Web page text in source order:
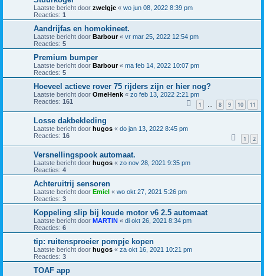
Laatste bericht door zwelgje « wo jun 08, 2022 8:39 pm
Reacties: 1
Aandrijfas en homokineet.
Laatste bericht door Barbour« vr mar 25, 2022 12:54 pm
Reacties: 5
Premium bumper
Laatste bericht door Barbour« ma feb 14, 2022 10:07 pm
Reacties: 5
Hoeveel actieve rover 75 rijders zijn er hier nog?
Laatste bericht door OmeHenk « zo feb 13, 2022 2:21 pm
Reacties: 161 1 … 8 9 10 11
Losse dakbekleding
Laatste bericht door hugos « do jan 13, 2022 8:45 pm
Reacties: 16 1 2
Versnellingspook automaat.
Laatste bericht door hugos « zo nov 28, 2021 9:35 pm
Reacties: 4
Achteruitrij sensoren
Laatste bericht door Emiel « wo okt 27, 2021 5:26 pm
Reacties: 3
Koppeling slip bij koude motor v6 2.5 automaat
Laatste bericht door MARTIN « di okt 26, 2021 8:34 pm
Reacties: 6
tip: ruitensproeier pompje kopen
Laatste bericht door hugos « za okt 16, 2021 10:21 pm
Reacties: 3
TOAF app